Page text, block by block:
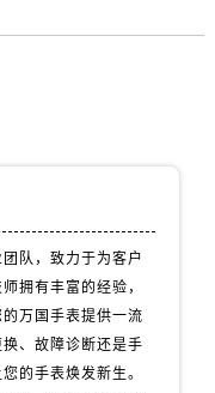
队，致力于为客户
拥有丰富的经验，
万国手表提供一流
、故障诊断还是手
的手表焕发新生。